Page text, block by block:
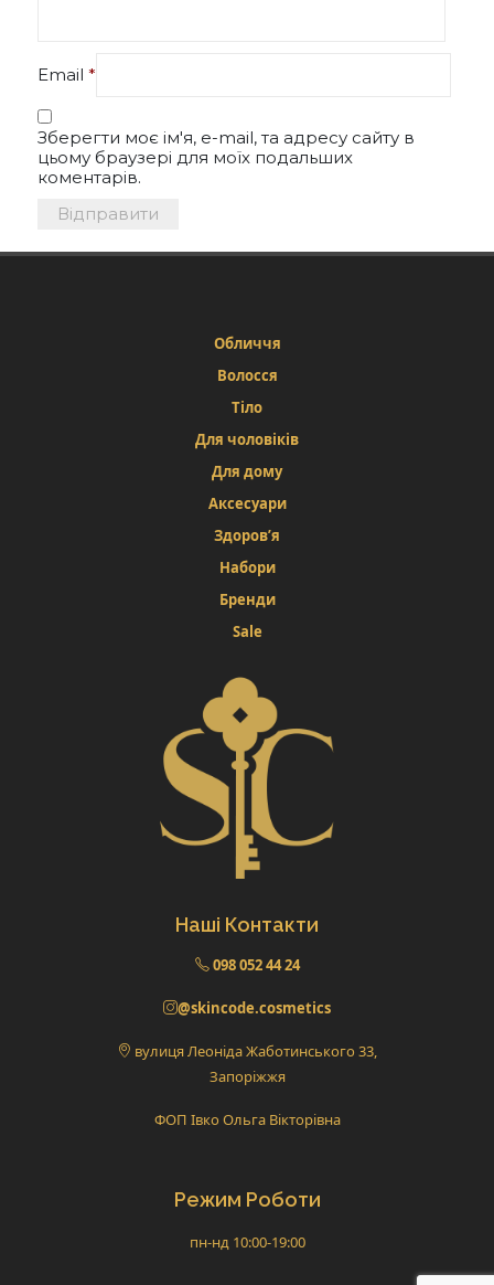
Email *
Зберегти моє ім'я, e-mail, та адресу сайту в
цьому браузері для моїх подальших
коментарів.
Обличчя
Волосся
Тіло
Для чоловіків
Для дому
Аксесуари
Здоров’я
Набори
Бренди
Sale
Наші Контакти
098 052 44 24
@skincode.cosmetics
вулиця Леоніда Жаботинського 33,
Запоріжжя
ФОП Івко Ольга Вікторівна
Режим Роботи
пн-нд 10:00-19:00